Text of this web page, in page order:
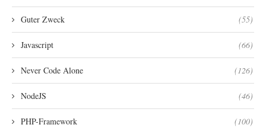
Guter Zweck (55)
Javascript (66)
Never Code Alone (126)
NodeJS (46)
PHP-Framework (100)